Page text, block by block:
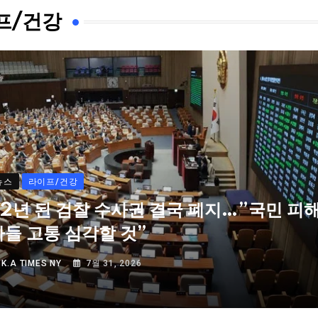
/건강
스 라이프/건강
년 된 검찰 수사권 결국 폐지…”국민 피
들 고통 심각할 것”
K.A TIMES NY 7월 31, 2026